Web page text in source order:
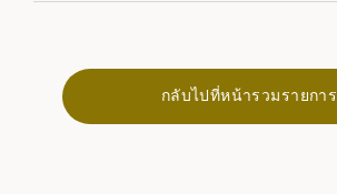
กลับไปที่หน้ารวมรายการ